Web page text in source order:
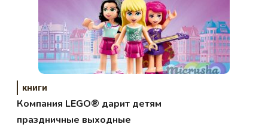
книги
Компания LEGO® дарит детям
праздничные выходные